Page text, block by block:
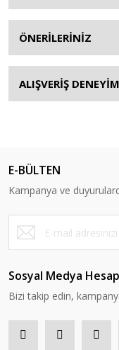
ÖNERİLERİNİZ
ALIŞVERİŞ
E-BÜLTEN
Kampanya ve
Sosyal Medya
Bizi takip edin,